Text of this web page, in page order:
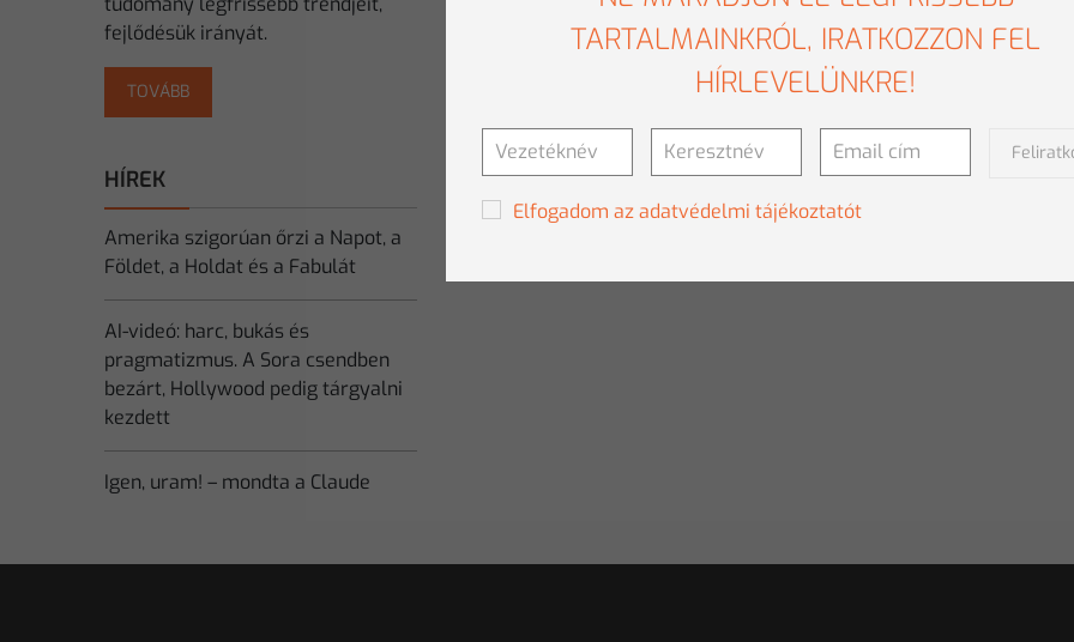
fejlődésük irányát.
TOVÁBB
HÍREK
Amerika szigorúan őrzi a Napot, a
Földet, a Holdat és a Fabulát
AI-videó: harc, bukás és
pragmatizmus. A Sora csendben
bezárt, Hollywood pedig tárgyalni
kezdett
Igen, uram! – mondta a Claude
TARTALMAINKRÓL, IRATKOZZON FEL
HÍRLEVELÜNKRE!
Elfogadom az adatvédelmi tájékoztatót